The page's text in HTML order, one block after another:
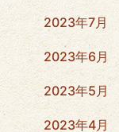
2023年7月
2023年6月
2023年5月
2023年4月